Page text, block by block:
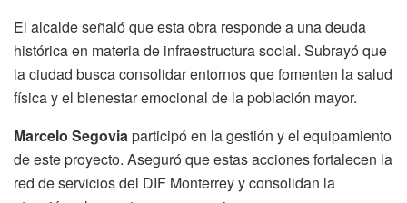
El alcalde señaló que esta obra responde a una deuda
histórica en materia de infraestructura social. Subrayó que
la ciudad busca consolidar entornos que fomenten la salud
física y el bienestar emocional de la población mayor.
Marcelo Segoviaparticipó en la gestión y el equipamiento
de este proyecto. Aseguró que estas acciones fortalecen la
red de servicios del DIF Monterrey y consolidan la